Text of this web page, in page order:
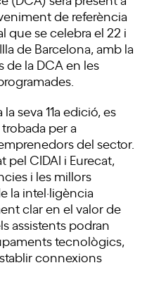
de referència
que se celebra el 22 i
de Barcelona, amb la
de la DCA en les
seva 11a edició, es
per a
del sector.
pel CIDAI i Eurecat,
i les millors
la intel·ligència
clar en el valor de
assistents podran
tecnològics,
connexions